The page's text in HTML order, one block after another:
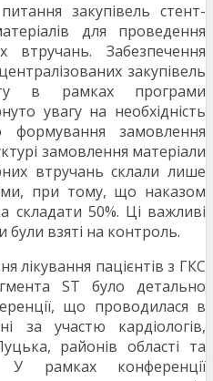
закупівель стент-
для проведення
втручань. Забезпечення
закупівель
в рамках програми
увагу на необхідність
формування замовлення
замовлення матеріали
втручань склали лише
при тому, що наказом
складати 50%. Ці важливі
були взяті на контроль.
лікування пацієнтів з ГКС
ST було детально
що проводилася в
за участю кардіологів,
районів області та
У рамках конференції